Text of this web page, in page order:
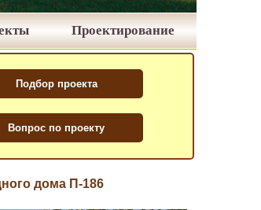
Проектирование
дома П-186